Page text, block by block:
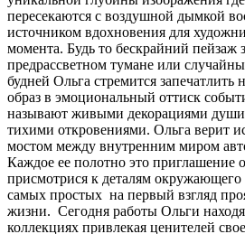
пересекаются с воздушной дымкой
источником вдохновения для
момента. Будь то бескрайний пейзаж
предрассветном тумане или
будней Ольга стремится запечатлить
образ в эмоциональный оттиск
называют живыми декорациями
тихими откровениями. Ольга верит
мостом между внутренним миром
Каждое ее полотно это приглашение
присмотрися к деталям окружающего
самых простых на первый взгляд
жизни. Сегодня работы Ольги
коллекциях привлекая ценителей